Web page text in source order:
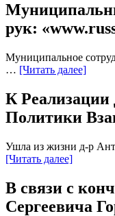
рук:
Муниципальное
… [Читать далее]
К Реализации
Политики
Ушла из жизни д-р
[Читать далее]
В связи с
Сергеевича